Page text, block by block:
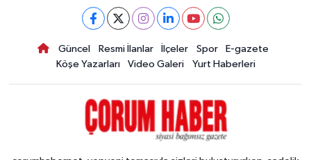
Güncel Resmi İlanlar İlçeler Spor
E-gazete
Köşe Yazarları
Video Galeri Yurt Haberleri